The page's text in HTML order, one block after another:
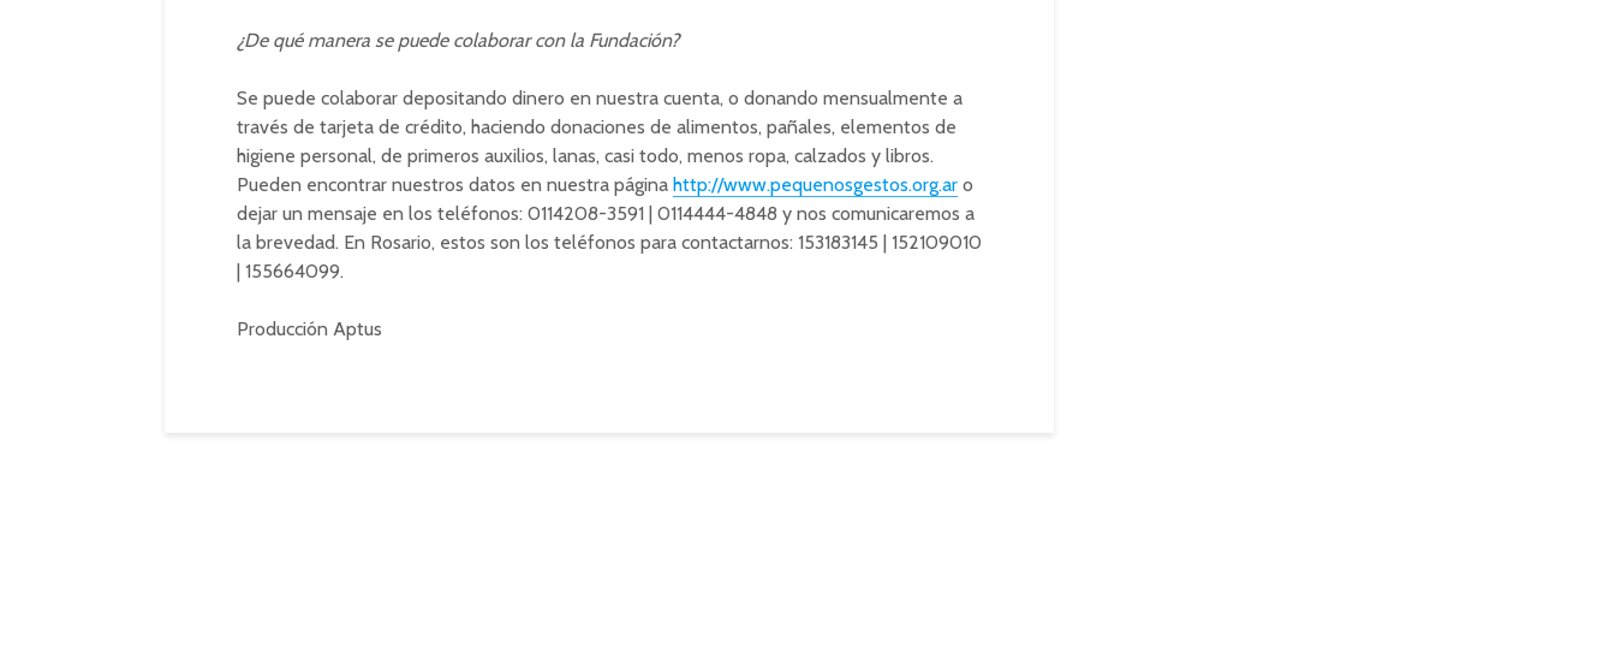
¿De qué manera se puede colaborar con la Fundación?
Se puede colaborar depositando dinero en nuestra cuenta, o donando mensualmente a
través de tarjeta de crédito, haciendo donaciones de alimentos, pañales, elementos de
higiene personal, de primeros auxilios, lanas, casi todo, menos ropa, calzados y libros.
Pueden encontrar nuestros datos en nuestra página http://www.pequenosgestos.org.ar o
dejar un mensaje en los teléfonos: 0114208-3591 | 0114444-4848 y nos comunicaremos a
la brevedad. En Rosario, estos son los teléfonos para contactarnos: 153183145 | 152109010
| 155664099.
Producción Aptus